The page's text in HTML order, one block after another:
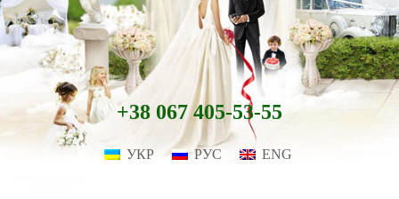
+38 067 405-53-55
УКР РУС ENG